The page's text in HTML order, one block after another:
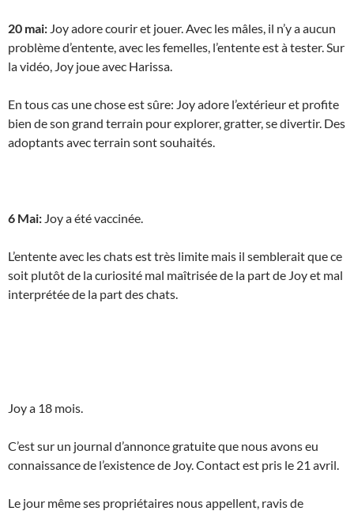
20 mai: Joy adore courir et jouer. Avec les mâles, il n’y a aucun
problème d’entente, avec les femelles, l’entente est à tester. Sur
la vidéo, Joy joue avec Harissa.
En tous cas une chose est sûre: Joy adore l’extérieur et profite
bien de son grand terrain pour explorer, gratter, se divertir. Des
adoptants avec terrain sont souhaités.
6 Mai: Joy a été vaccinée.
L’entente avec les chats est très limite mais il semblerait que ce
soit plutôt de la curiosité mal maîtrisée de la part de Joy et mal
interprétée de la part des chats.
Joy a 18 mois.
C’est sur un journal d’annonce gratuite que nous avons eu
connaissance de l’existence de Joy. Contact est pris le 21 avril.
Le jour même ses propriétaires nous appellent, ravis de